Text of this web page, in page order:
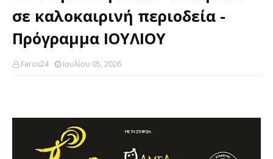
σε καλοκαιρινή περιοδεία -
Πρόγραμμα ΙΟΥΛΙΟΥ
Faros24 Ιουλίου 05, 2026